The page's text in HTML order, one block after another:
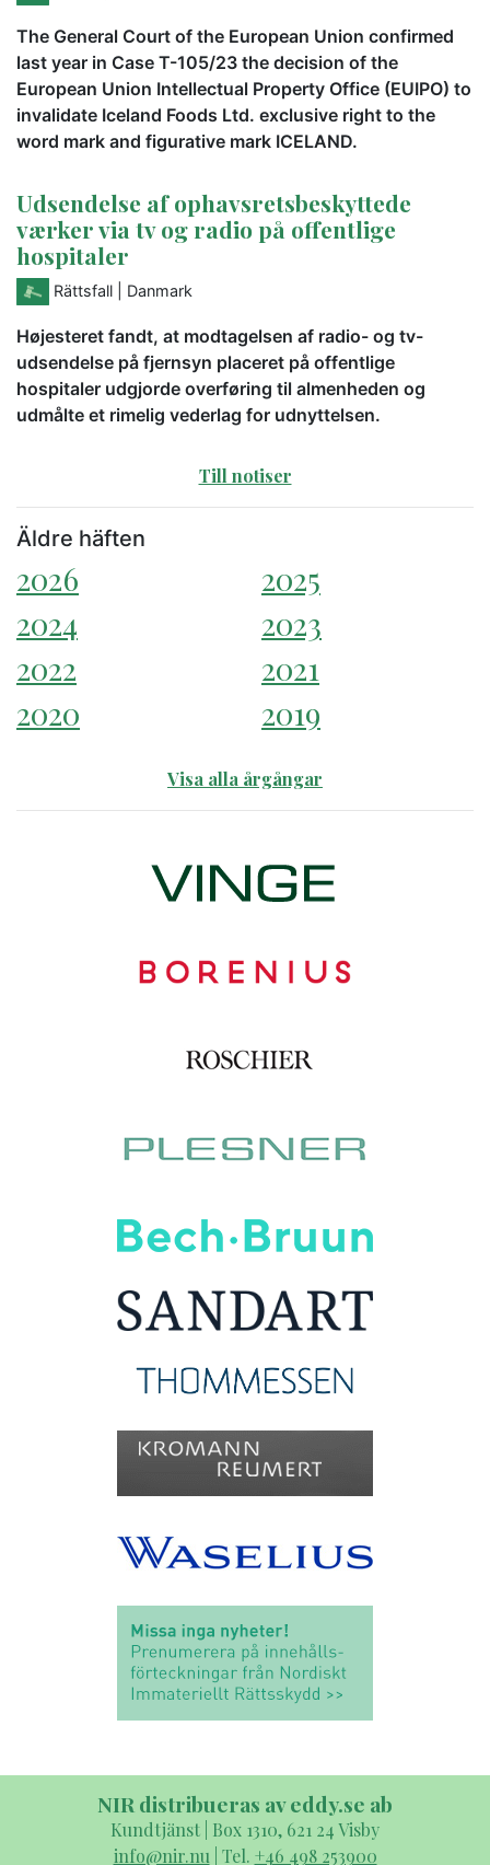
The General Court of the European Union confirmed
last year in Case T-105/23 the decision of the
European Union Intellectual Property Office (EUIPO) to
invalidate Iceland Foods Ltd. exclusive right to the
word mark and figurative mark ICELAND.
Udsendelse af ophavsretsbeskyttede
værker via tv og radio på offentlige
hospitaler
Rättsfall | Danmark
Højesteret fandt, at modtagelsen af radio- og tv-
udsendelse på fjernsyn placeret på offentlige
hospitaler udgjorde overføring til almenheden og
udmålte et rimelig vederlag for udnyttelsen.
Till notiser
Äldre häften
2026
2025
2024
2023
2022
2021
2020
2019
Visa alla årgångar
NIR distribueras av eddy.se ab
Kundtjänst | Box 1310, 621 24 Visby
info@nir.nu | Tel. +46 498 253900